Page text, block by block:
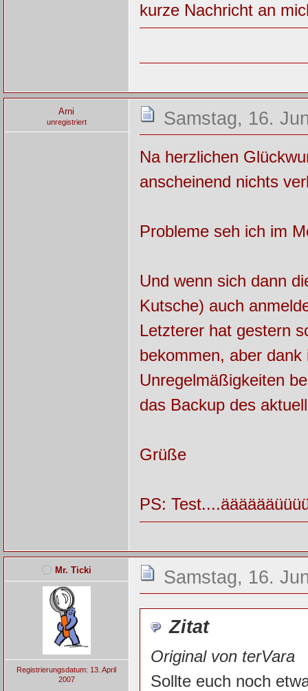
kurze Nachricht an
Arni
unregistriert Samstag, 16.
Na herzlichen
anscheinend nichts
Probleme seh ich im
Und wenn sich dann
Kutsche) auch
Letzterer hat gestern
bekommen, aber
Unregelmäßigkeiten
das Backup des
Grüße
PS:
Mr. Ticki
Registrierungsdatum: 13. April
2007
Samstag, 16.
Zitat
Original von terVara
Sollte euch noch